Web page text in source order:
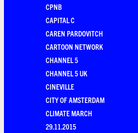
CPNB
CAPITAL C
CAREN PARDOVITCH
CARTOON NETWORK
CHANNEL 5
CHANNEL 5 UK
CINEVILLE
CITY OF AMSTERDAM
CLIMATE MARCH
29.11.2015